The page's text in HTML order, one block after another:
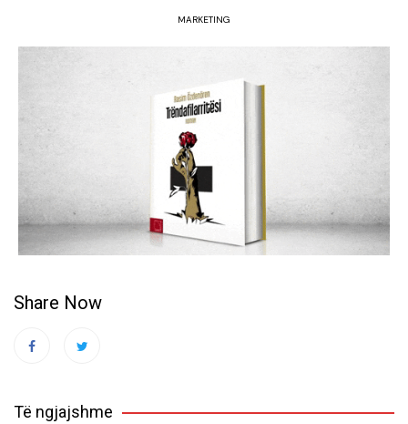
MARKETING
Share Now
Të ngjajshme